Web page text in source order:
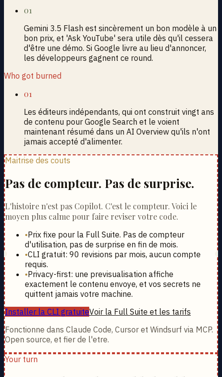
01
Gemini 3.5 Flash est sincèrement un bon modèle à un
bon prix, et 'Ask YouTube' sera utile dès qu'il cessera
d'être une démo. Si Google livre au lieu d'annoncer,
les développeurs gagnent ce round.
Who got burned
01
Les éditeurs indépendants, qui ont construit vingt ans
de contenu pour Google Search et le voient
maintenant résumé dans un AI Overview qu'ils n'ont
jamais accepté d'alimenter.
Maitrise des couts
Pas de compteur. Pas de surprise.
L'histoire n'est pas Copilot. C'est le compteur. Voici le
moyen plus calme pour faire reviser votre code.
•Prix fixe pour la Full Suite. Pas de compteur
d'utilisation, pas de surprise en fin de mois.
•CLI gratuit: 90 revisions par mois, aucun compte
requis.
•Privacy-first: une previsualisation affiche
exactement le contenu envoye, et vos secrets ne
quittent jamais votre machine.
Installer la CLI gratuiteVoir la Full Suite et les tarifs
Fonctionne dans Claude Code, Cursor et Windsurf via MCP.
Open source, et fier de l'etre.
Your turn